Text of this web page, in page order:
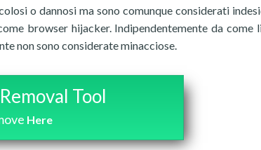
o dannosi ma sono comunque considerati
browser hijacker. Indipendentemente da come
non sono considerate minacciose.
Tool
Here